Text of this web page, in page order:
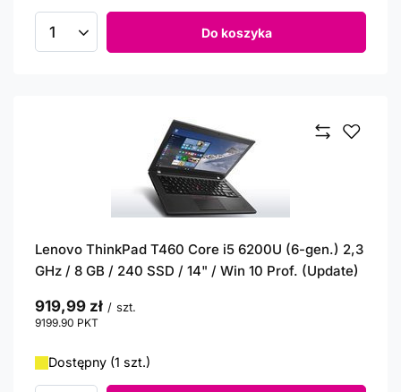
Ilość produktów Do koszyka
Lenovo ThinkPad T460 Core i5 6200U (6-gen.) 2,3
GHz / 8 GB / 240 SSD / 14" / Win 10 Prof. (Update)
919,99 zł / szt.
9199.90 PKT
Dostępny (1 szt.)